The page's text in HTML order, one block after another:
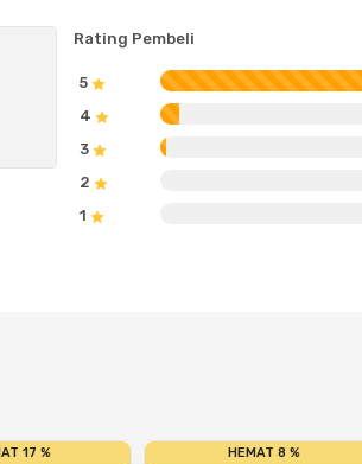
Rating Pembeli
5
4
3
2
1
17 % HEMAT 8 %